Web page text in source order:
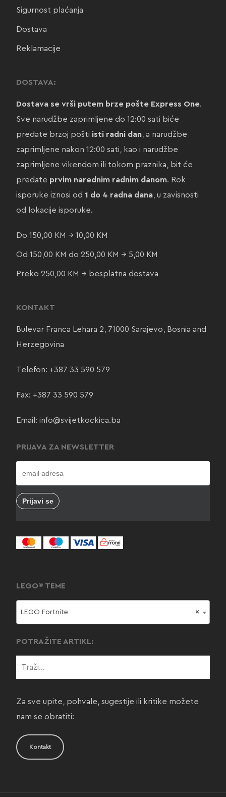
Sigurnost plaćanja
Dostava
Reklamacije
DOSTAVA:
Dostava se vrši putem brze pošte Express One.
Sve narudžbe zaprimljene do 12:00 sati biće
predate brzoj pošti isti radni dan, a narudžbe
zaprimljene nakon 12:00 sati, kao i narudžbe
zaprimljene vikendom ili tokom praznika, bit će
predate prvim narednim radnim danom. Rok
isporuke iznosi od 1 do 4 radna dana, u zavisnosti
od lokacije isporuke.
Do 150,00 KM → 10,00 KM
Od 150,00 KM do 250,00 KM → 5,00 KM
Preko 250,00 KM → besplatna dostava
KONTAKT
Bulevar Franca Lehara 2, 71000 Sarajevo, Bosnia and
Herzegovina
Telefon: +387 33 590 579
Fax: +387 33 590 579
Email: info@svijetkockica.ba
PRIJAVA ZA NEWSLETTER
LEGO® TEME
×
LEGO Fortnite
POTRAŽITE ARTIKL:
Za sve upite, pohvale, sugestije ili kritike možete
nam se obratiti:
Kontakt